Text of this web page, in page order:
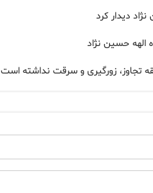
دیدار کرد
حسین نژاد
تجاوز، زورگیری و سرقت نداشته است